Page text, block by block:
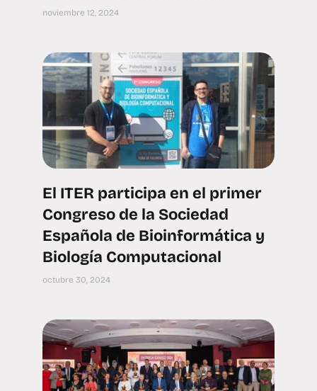
noviembre 12, 2024
El ITER participa en el primer
Congreso de la Sociedad
Española de Bioinformática y
Biología Computacional
octubre 30, 2024